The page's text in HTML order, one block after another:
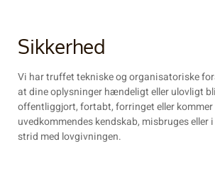
Sikkerhed
Vi har truffet tekniske og organisatoriske
at dine oplysninger hændeligt eller ulovligt
offentliggjort, fortabt, forringet eller
uvedkommendes kendskab, misbruges eller
strid med lovgivningen.